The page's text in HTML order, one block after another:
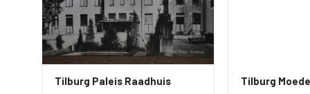
Tilburg Paleis Raadhuis